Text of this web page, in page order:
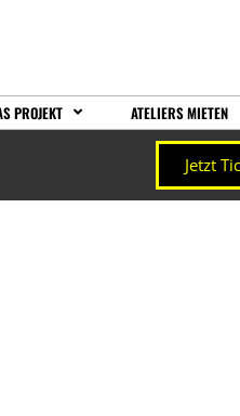
PROJEKT ATELIERS MIETEN
Jetzt